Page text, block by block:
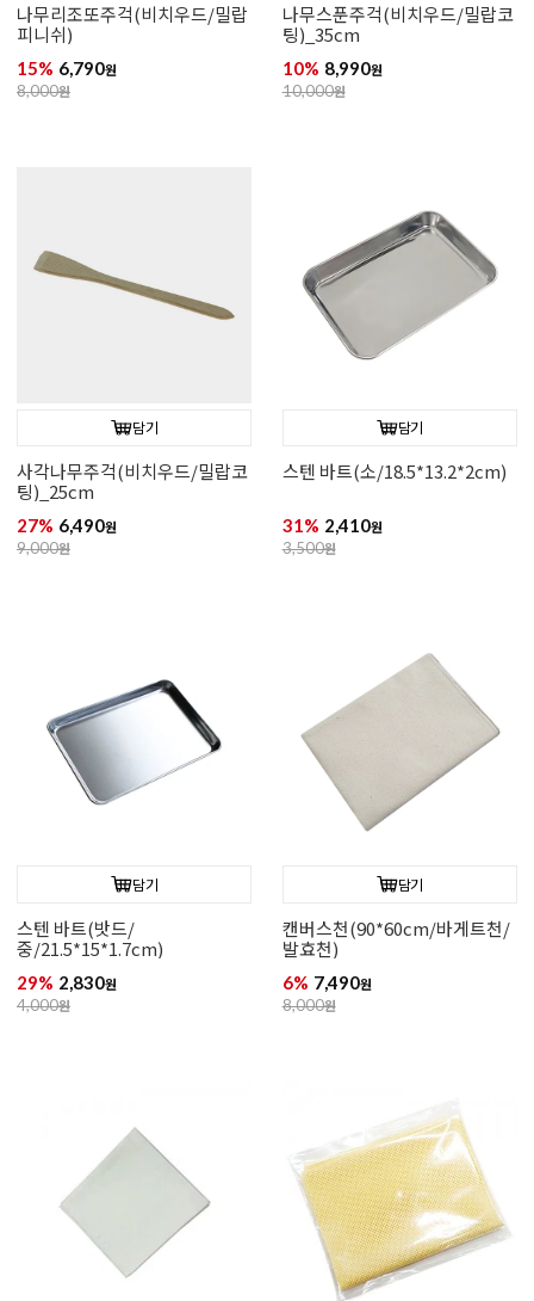
나무리조또주걱(비치우드/밀랍
피니쉬)
15% 6,790원
8,000원
나무스푼주걱(비치우드/밀랍코
팅)_35cm
10% 8,990원
10,000원
담기
사각나무주걱(비치우드/밀랍코
팅)_25cm
27% 6,490원
9,000원
담기
스텐 바트(소/18.5*13.2*2cm)
31% 2,410원
3,500원
담기
스텐 바트(밧드/
중/21.5*15*1.7cm)
29% 2,830원
4,000원
담기
캔버스천(90*60cm/바게트천/
발효천)
6% 7,490원
8,000원